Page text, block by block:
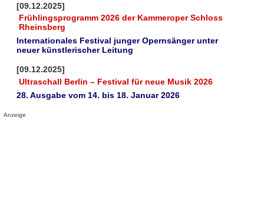
[09.12.2025]
Frühlingsprogramm 2026 der Kammeroper Schloss
Rheinsberg
Internationales Festival junger Opernsänger unter
neuer künstlerischer Leitung
[09.12.2025]
Ultraschall Berlin – Festival für neue Musik 2026
28. Ausgabe vom 14. bis 18. Januar 2026
Anzeige